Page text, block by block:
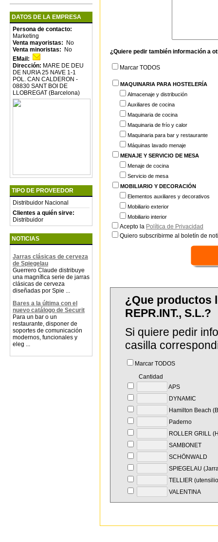
DATOS DE LA EMPRESA
Persona de contacto:
Marketing
Venta mayoristas:
No
Venta minoristas:
No
EMail:
Dirección: MARE DE DEU
DE NURIA 25 NAVE 1-1
POL. CAN CALDERON -
08830 SANT BOI DE
LLOBREGAT (Barcelona)
TIPO DE PROVEEDOR
Distribuidor Nacional
Clientes a quién sirve:
Distribuidor
NOTICIAS
Jarras clásicas de cerveza
de Spiegelau
Guerrero Claude distribuye
una magnífica serie de jarras
clásicas de cerveza
diseñadas por Spie ...
Bares a la última con el
nuevo catálogo de Securit
Para un bar o un
restaurante, disponer de
soportes de comunicación
modernos, funcionales y
eleg ...
¿Quiere pedir también información a
Marcar TODOS
MAQUINARIA PARA HOSTELERÍA
Almacenaje y distribución
Auxiliares de cocina
Maquinaria de cocina
Maquinaria de frío y calor
Maquinaria para bar y restaurante
Máquinas lavado menaje
MENAJE Y SERVICIO DE MESA
Menaje de cocina
Servicio de mesa
MOBILIARIO Y DECORACIÓN
Elementos auxiliares y decorativos
Mobiliario exterior
Mobiliario interior
Acepto la Política de Privacidad
Quiero subscribirme al boletín de
¿Que productos
REPR.INT., S.L.?
Si quiere pedir
casilla
Marcar TODOS
Cantidad
APS
DYNAMIC
Hamilton Beach
Paderno
ROLLER GRILL
SAMBONET
SCHÖNWALD
SPIEGELAU
TELLIER
VALENTINA